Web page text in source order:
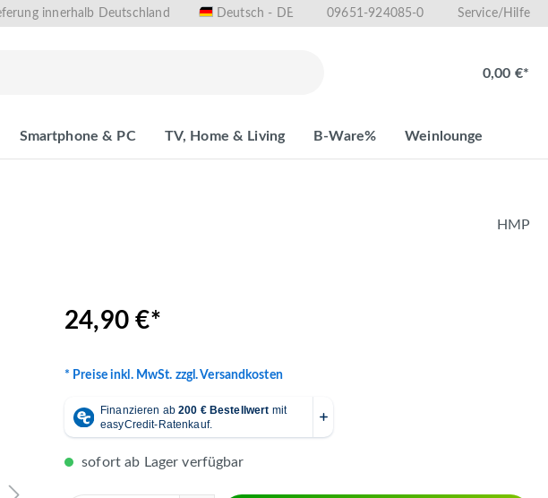
innerhalb Deutschland Deutsch - DE 09651-924085-0 Service/Hilfe
0,00 €*
Smartphone & PC TV, Home & Living B-Ware% Weinlounge
HMP
24,90 €*
* Preise inkl. MwSt. zzgl. Versandkosten
sofort ab Lager verfügbar